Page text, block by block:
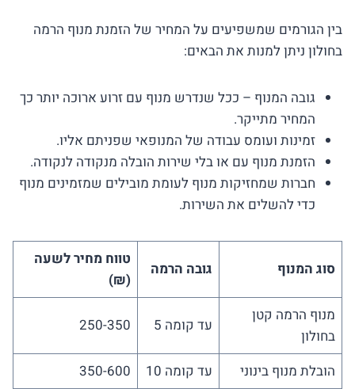
בין הגורמים שמשפיעים על המחיר של הזמנת מנוף הרמה
בחולון ניתן למנות את הבאים:
גובה המנוף – ככל שנדרש מנוף עם זרוע ארוכה יותר כך
המחיר מתייקר.
זמינות ועומס עבודה של המנופאי שפניתם אליו.
הזמנת מנוף עם או בלי שירות הובלה מנקודה לנקודה.
חברות שמחזיקות מנוף לעומת מובילים שמזמינים מנוף
כדי להשלים את השירות.
סוג המנוף גובה הרמה
טווח מחיר לשעה
(₪)
מנוף הרמה קטן
בחולון
עד קומה 5 250-350
הובלת מנוף בינוני עד קומה 10
350-600